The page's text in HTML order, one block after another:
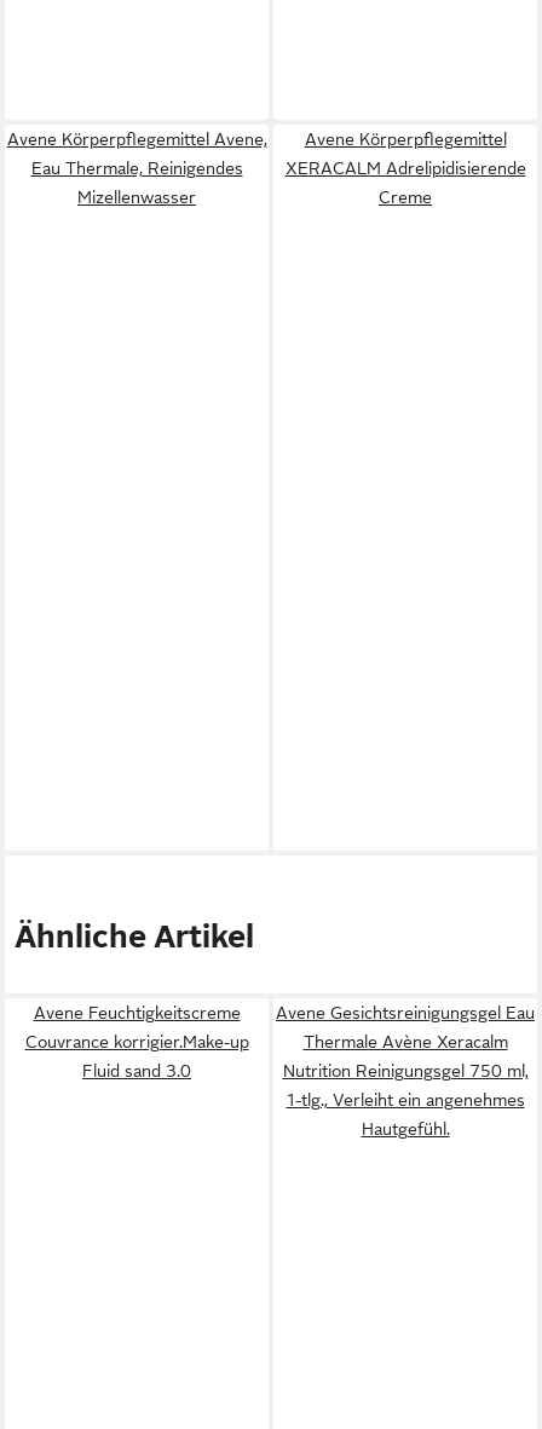
Avene Körperpflegemittel Avene,
Eau Thermale, Reinigendes
Mizellenwasser
Avene Körperpflegemittel
XERACALM Adrelipidisierende
Creme
Ähnliche Artikel
Avene Feuchtigkeitscreme
Couvrance korrigier.Make-up
Fluid sand 3.0
Avene Gesichtsreinigungsgel Eau
Thermale Avène Xeracalm
Nutrition Reinigungsgel 750 ml,
1-tlg., Verleiht ein angenehmes
Hautgefühl.